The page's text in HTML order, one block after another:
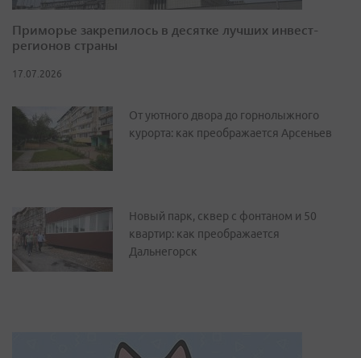
Приморье закрепилось в десятке лучших инвест-
регионов страны
17.07.2026
От уютного двора до горнолыжного
курорта: как преображается Арсеньев
Новый парк, сквер с фонтаном и 50
квартир: как преображается
Дальнегорск